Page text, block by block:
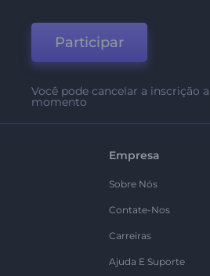
Participar
Você pode cancelar a inscrição
momento
Empresa
Sobre Nós
Contate-Nos
Carreiras
Ajuda E Suporte